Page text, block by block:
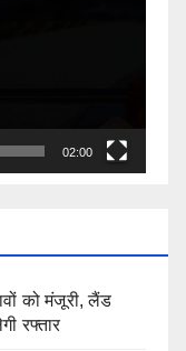
02:00
को मंजूरी, लैंड
रफ्तार